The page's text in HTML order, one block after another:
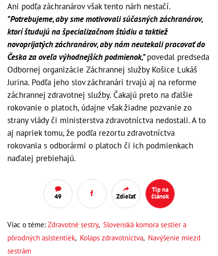
Ani podľa záchranárov však tento nárh nestačí.
"Potrebujeme, aby sme motivovali súčasných záchranárov,
ktorí študujú na špecializačnom štúdiu a taktiež
novoprijatých záchranárov, aby nám neutekali pracovať do
Česka za oveľa výhodnejších podmienok,"povedal predseda
Odbornej organizácie Záchrannej služby Košice Lukáš
Jurina. Podľa jeho slov záchranári trvajú aj na reforme
záchrannej zdravotnej služby. Čakajú preto na ďalšie
rokovanie o platoch, údajne však žiadne pozvanie zo
strany vlády či ministerstva zdravotníctva nedostali. A to
aj napriek tomu, že podľa rezortu zdravotníctva
rokovania s odborármi o platoch či ich podmienkach
naďalej prebiehajú.
49 Zdieľať
Tip na
článok
Viac o téme: Zdravotné sestry, Slovenská komora sestier a
pôrodných asistentiek, Kolaps zdravotníctva, Navýšenie miezd
sestrám